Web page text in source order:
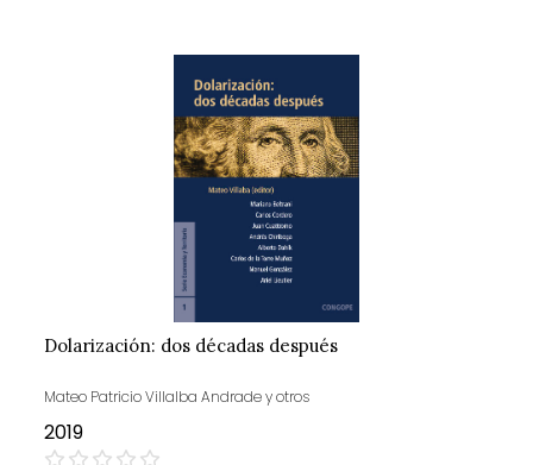
Dolarización: dos décadas después
Mateo Patricio Villalba Andrade y otros
2019